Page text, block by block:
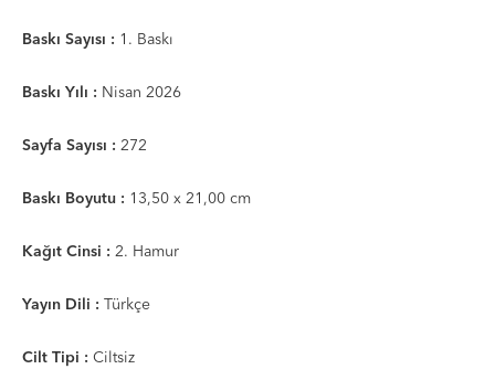
Baskı Sayısı : 1. Baskı
Baskı Yılı : Nisan 2026
Sayfa Sayısı : 272
Baskı Boyutu : 13,50 x 21,00 cm
Kağıt Cinsi : 2. Hamur
Yayın Dili : Türkçe
Cilt Tipi : Ciltsiz